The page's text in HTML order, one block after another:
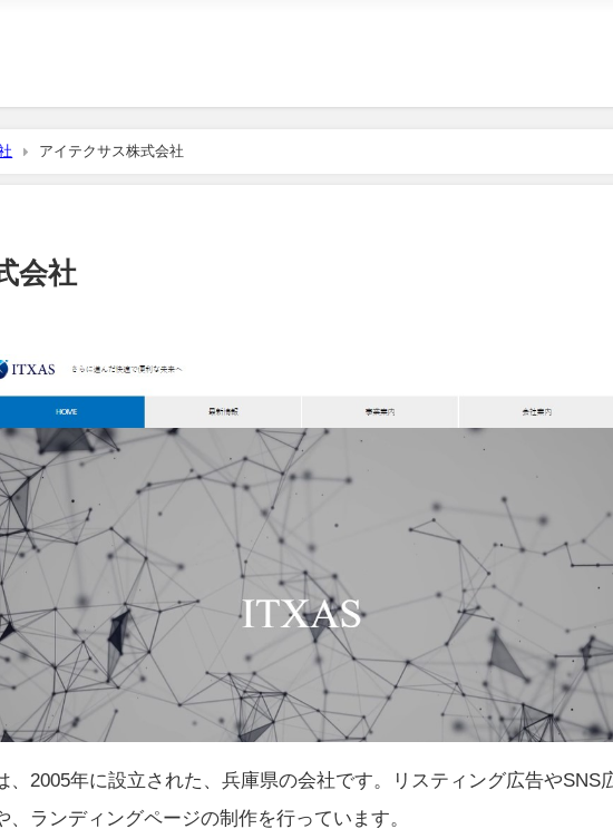
アイテクサス株式会社
会社
、2005年に設立された、兵庫県の会社です。リスティング広告やSNS
、ランディングページの制作を行っています。